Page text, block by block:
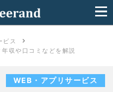
ビス
収や口コミなどを解説
WEB・アプリサービス